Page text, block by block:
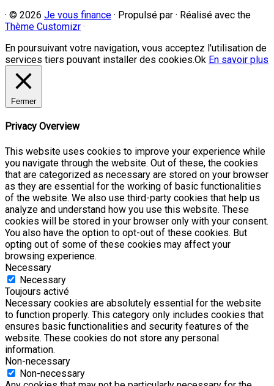
· © 2026 Je vous finance · Propulsé par · Réalisé avec the
Thème Customizr ·
En poursuivant votre navigation, vous acceptez l'utilisation de
services tiers pouvant installer des cookies.Ok En savoir plus
Fermer
Privacy Overview
This website uses cookies to improve your experience while
you navigate through the website. Out of these, the cookies
that are categorized as necessary are stored on your browser
as they are essential for the working of basic functionalities
of the website. We also use third-party cookies that help us
analyze and understand how you use this website. These
cookies will be stored in your browser only with your consent.
You also have the option to opt-out of these cookies. But
opting out of some of these cookies may affect your
browsing experience.
Necessary
Necessary
Toujours activé
Necessary cookies are absolutely essential for the website
to function properly. This category only includes cookies that
ensures basic functionalities and security features of the
website. These cookies do not store any personal
information.
Non-necessary
Non-necessary